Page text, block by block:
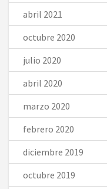
abril 2021
octubre 2020
julio 2020
abril 2020
marzo 2020
febrero 2020
diciembre 2019
octubre 2019